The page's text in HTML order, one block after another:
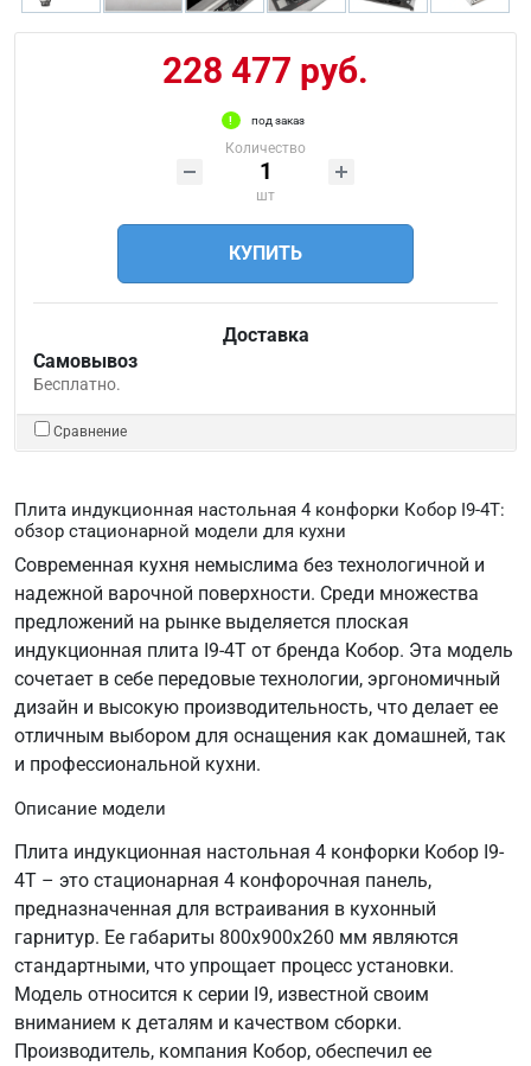
228 477 руб.
под заказ
Количество
шт
КУПИТЬ
Доставка
Самовывоз
Бесплатно.
Сравнение
Плита индукционная настольная 4 конфорки Кобор I9-4T:
обзор стационарной модели для кухни
Современная кухня немыслима без технологичной и
надежной варочной поверхности. Среди множества
предложений на рынке выделяется плоская
индукционная плита I9-4T от бренда Кобор. Эта модель
сочетает в себе передовые технологии, эргономичный
дизайн и высокую производительность, что делает ее
отличным выбором для оснащения как домашней, так
и профессиональной кухни.
Описание модели
Плита индукционная настольная 4 конфорки Кобор I9-
4T – это стационарная 4 конфорочная панель,
предназначенная для встраивания в кухонный
гарнитур. Ее габариты 800х900х260 мм являются
стандартными, что упрощает процесс установки.
Модель относится к серии I9, известной своим
вниманием к деталям и качеством сборки.
Производитель, компания Кобор, обеспечил ее